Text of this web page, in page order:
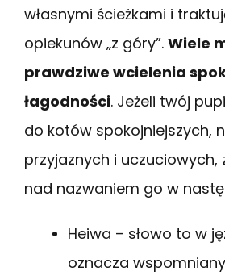
własnymi ścieżkami i
opiekunów „z góry”. Wiele
prawdziwe wcielenia
łagodności. Jeżeli twój
do kotów spokojniejszych,
przyjaznych i uczuciowych,
nad nazwaniem go w
Heiwa – słowo to w
oznacza